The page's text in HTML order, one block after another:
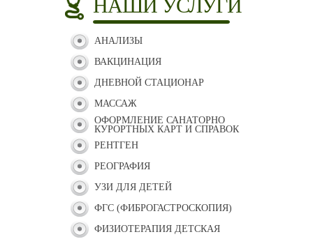
НАШИ УСЛУГИ
АНАЛИЗЫ
ВАКЦИНАЦИЯ
ДНЕВНОЙ СТАЦИОНАР
МАССАЖ
ОФОРМЛЕНИЕ САНАТОРНО
КУРОРТНЫХ КАРТ И СПРАВОК
РЕНТГЕН
РЕОГРАФИЯ
УЗИ ДЛЯ ДЕТЕЙ
ФГС (ФИБРОГАСТРОСКОПИЯ)
ФИЗИОТЕРАПИЯ ДЕТСКАЯ